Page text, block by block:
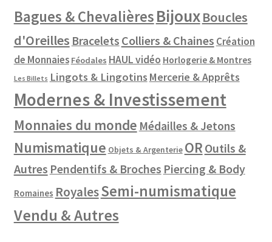
Bagues & ChevalièresBijouxBoucles
d'Oreilles Bracelets Colliers & Chaines Création
de Monnaies Féodales HAUL vidéo Horlogerie & Montres
Les Billets Lingots & Lingotins Mercerie & Apprêts
Modernes & Investissement
Monnaies du monde Médailles & Jetons
Numismatique Objets & Argenterie OR Outils &
Autres Pendentifs & Broches Piercing & Body
Romaines RoyalesSemi-numismatique
Vendu & Autres